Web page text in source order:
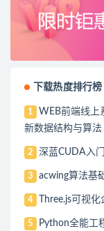
下载热度排行榜
1
WEB前端线上
新数据结构与算法
2 深蓝CUDA入
3 acwing算法基
4 Three.js可视
5 Python全能工